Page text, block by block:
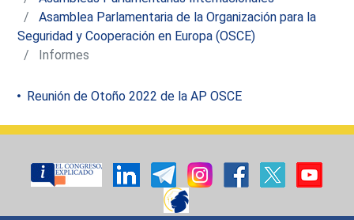
Asamblea Parlamentaria de la Organización para la
Seguridad y Cooperación en Europa (OSCE)
Informes
Reunión de Otoño 2022 de la AP OSCE